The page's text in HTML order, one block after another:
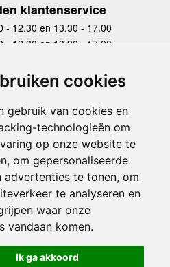
cookies
gebruik van cookies en
technologieën om
op onze website te
om gepersonaliseerde
advertenties te tonen, om
te analyseren en
waar onze
vandaan komen.
Ik ga akkoord
klantenservice
- 12.30 en 13.30 - 17.00
- 12.30 en 13.30 - 17.00
- 12.30 en 13.30 - 17.00
- 12.30 en 13.30 - 17.00
gesloten
gesloten